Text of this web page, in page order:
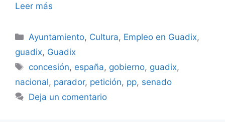
Leer más
Categorías
Ayuntamiento, Cultura, Empleo en Guadix,
guadix, Guadix
Etiquetas
concesión, españa, gobierno, guadix,
nacional, parador, petición, pp, senado
Deja un comentario